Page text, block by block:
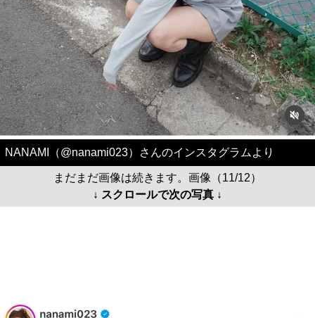
NANAMI（@nanami023）さんのインスタグラムより
まだまだ画像は続きます。画像（11/12）
↓ スクロールで次の写真 ↓